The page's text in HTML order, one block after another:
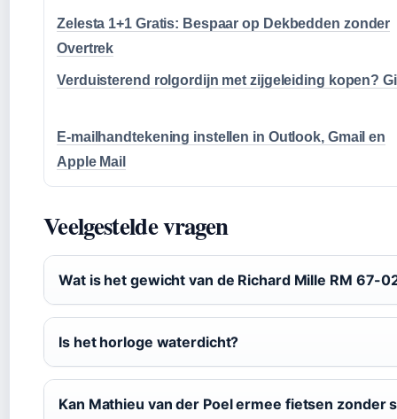
Zelesta 1+1 Gratis: Bespaar op Dekbedden zonder
Overtrek
Verduisterend rolgordijn met zijgeleiding kopen?
E-mailhandtekening instellen in Outlook, Gmail en
Apple Mail
Veelgestelde vragen
Wat is het gewicht van de Richard Mille RM 67-
Is het horloge waterdicht?
Kan Mathieu van der Poel ermee fietsen zonder